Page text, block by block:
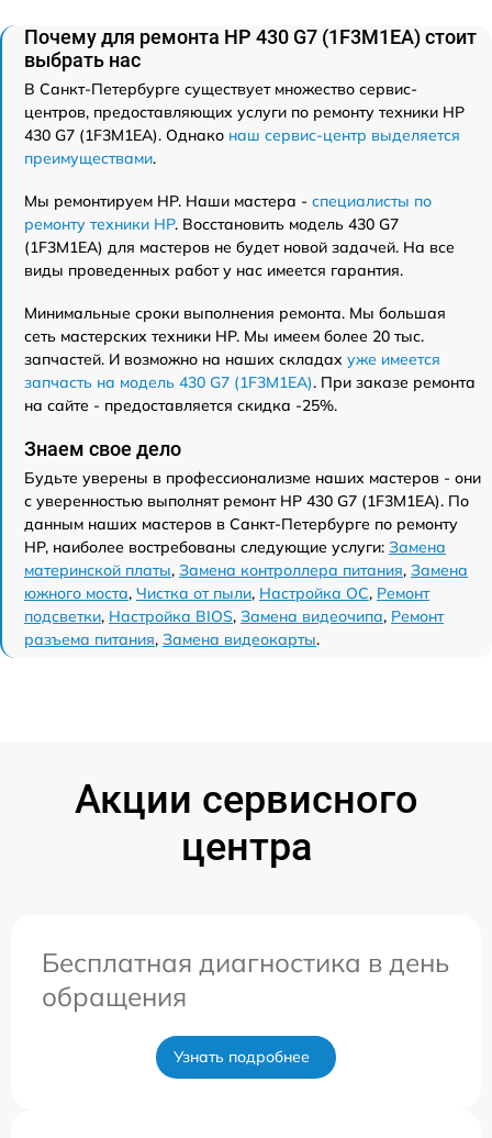
Почему для ремонта HP 430 G7 (1F3M1EA) стоит
выбрать нас
В Санкт-Петербурге существует множество сервис-
центров, предоставляющих услуги по ремонту техники HP
430 G7 (1F3M1EA). Однако наш сервис-центр выделяется
преимуществами.
Мы ремонтируем HP. Наши мастера - специалисты по
ремонту техники HP. Восстановить модель 430 G7
(1F3M1EA) для мастеров не будет новой задачей. На все
виды проведенных работ у нас имеется гарантия.
Минимальные сроки выполнения ремонта. Мы большая
сеть мастерских техники HP. Мы имеем более 20 тыс.
запчастей. И возможно на наших складах уже имеется
запчасть на модель 430 G7 (1F3M1EA). При заказе ремонта
на сайте - предоставляется скидка -25%.
Знаем свое дело
Будьте уверены в профессионализме наших мастеров - они
с уверенностью выполнят ремонт HP 430 G7 (1F3M1EA). По
данным наших мастеров в Санкт-Петербурге по ремонту
HP, наиболее востребованы следующие услуги: Замена
материнской платы, Замена контроллера питания, Замена
южного моста, Чистка от пыли, Настройка ОС, Ремонт
подсветки, Настройка BIOS, Замена видеочипа, Ремонт
разъема питания, Замена видеокарты.
Акции сервисного
центра
Бесплатная диагностика в день
обращения
Узнать подробнее